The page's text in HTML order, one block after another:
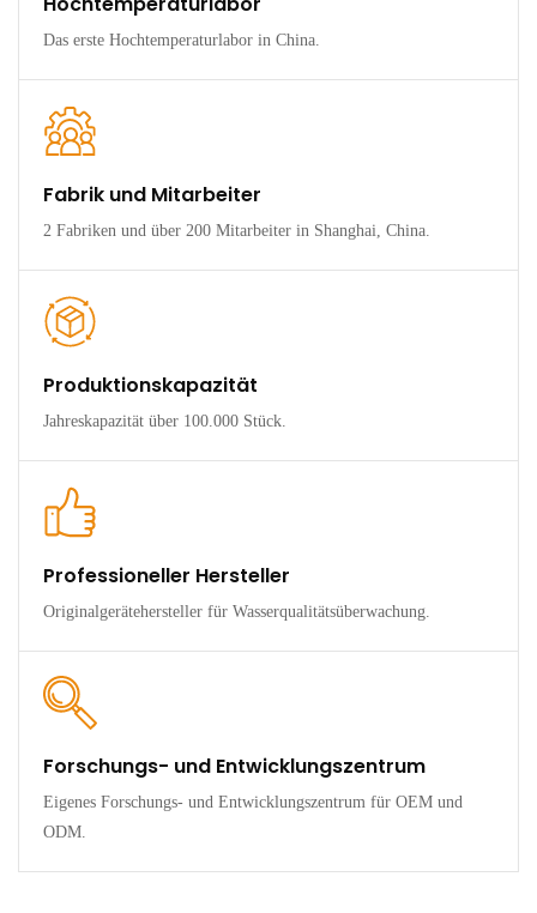
Das erste Hochtemperaturlabor in China.
Fabrik und Mitarbeiter
2 Fabriken und über 200 Mitarbeiter in Shanghai, China.
Produktionskapazität
Jahreskapazität über 100.000 Stück.
Professioneller Hersteller
Originalgerätehersteller für Wasserqualitätsüberwachung.
Forschungs- und Entwicklungszentrum
Eigenes Forschungs- und Entwicklungszentrum für OEM und
ODM.